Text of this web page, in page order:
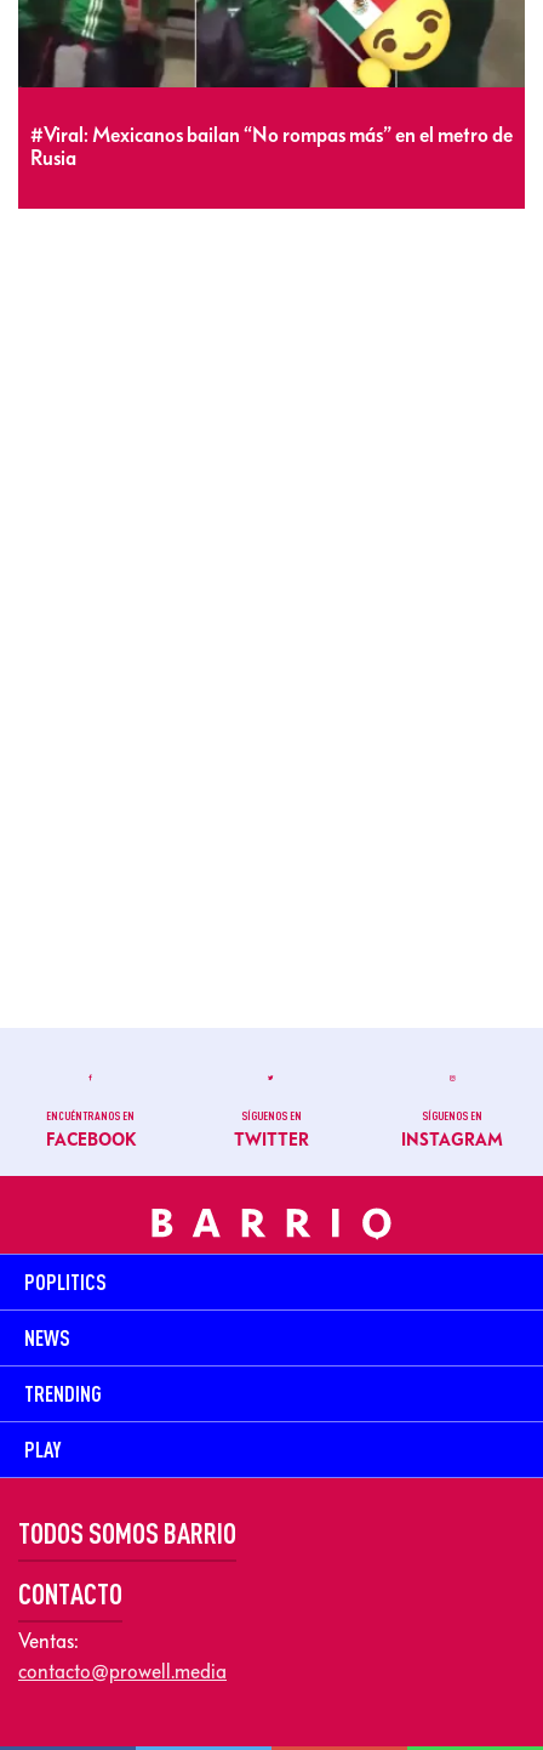
#Viral: Mexicanos bailan “No rompas más” en el metro de
Rusia
ENCUÉNTRANOS EN
FACEBOOK
SÍGUENOS EN
TWITTER
SÍGUENOS EN
INSTAGRAM
POPLITICS
NEWS
TRENDING
PLAY
TODOS SOMOS BARRIO
CONTACTO
Ventas:
contacto@prowell.media